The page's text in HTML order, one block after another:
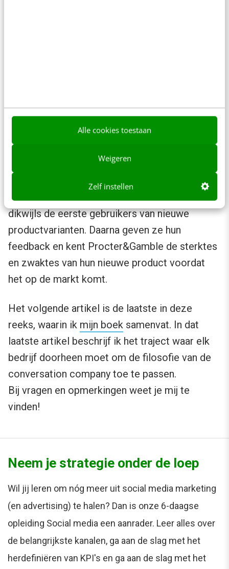
Alle cookies toestaan
Weigeren
Zelf instellen
Per verkochte burger ontvangt de klant 25
cent. Procter & Gamble beschikt over
Vocalpoint
moeders meehelpen met het uitdenken van
nieuwe concepten voor een aantal van de
merken van het bedrijf. Deze mensen zijn
dikwijls de eerste gebruikers van nieuwe
productvarianten. Daarna geven ze hun
feedback en kent Procter&Gamble de sterktes
en zwaktes van hun nieuwe product voordat
het op de markt komt.
Het volgende artikel is de laatste in deze
reeks, waarin ik mijn boek samenvat. In dat
laatste artikel beschrijf ik het traject waar elk
bedrijf doorheen moet om de filosofie van de
conversation company toe te passen.
Bij vragen en opmerkingen weet je mij te
vinden!
Neem je strategie onder de loep
Wil jij leren om nóg meer uit social media marketing
(en advertising) te halen? Dan is onze 6-daagse
opleiding Social media een aanrader. Leer alles over
de belangrijkste kanalen, ga aan de slag met het
herdefiniëren van KPI's en ga aan de slag met het